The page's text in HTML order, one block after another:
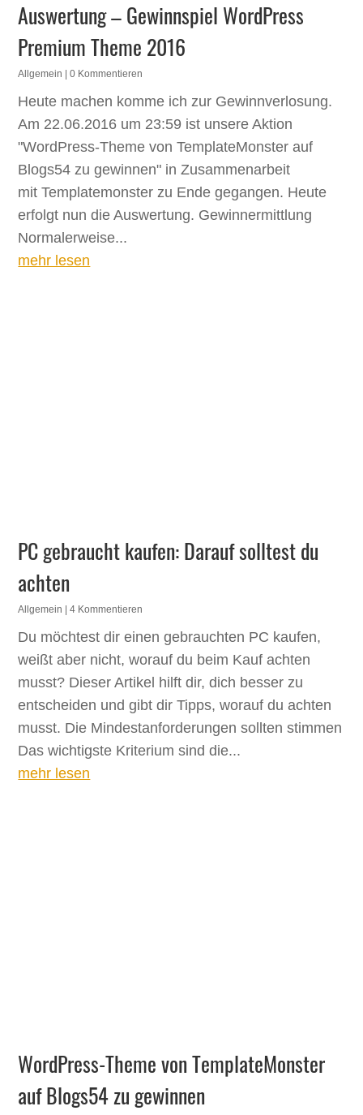
Auswertung – Gewinnspiel WordPress
Premium Theme 2016
Allgemein | 0 Kommentieren
Heute machen komme ich zur Gewinnverlosung.
Am 22.06.2016 um 23:59 ist unsere Aktion
"WordPress-Theme von TemplateMonster auf
Blogs54 zu gewinnen" in Zusammenarbeit
mit Templatemonster zu Ende gegangen. Heute
erfolgt nun die Auswertung. Gewinnermittlung
Normalerweise...
mehr lesen
PC gebraucht kaufen: Darauf solltest du
achten
Allgemein | 4 Kommentieren
Du möchtest dir einen gebrauchten PC kaufen,
weißt aber nicht, worauf du beim Kauf achten
musst? Dieser Artikel hilft dir, dich besser zu
entscheiden und gibt dir Tipps, worauf du achten
musst. Die Mindestanforderungen sollten stimmen
Das wichtigste Kriterium sind die...
mehr lesen
WordPress-Theme von TemplateMonster
auf Blogs54 zu gewinnen